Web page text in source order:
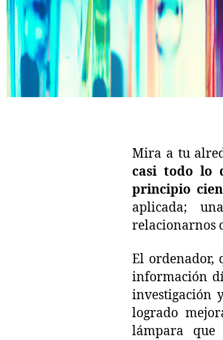
Mira a tu
casi todo lo
principio
aplicada;
relacionarnos
El ordenador,
información
investigación
logrado
lámpara